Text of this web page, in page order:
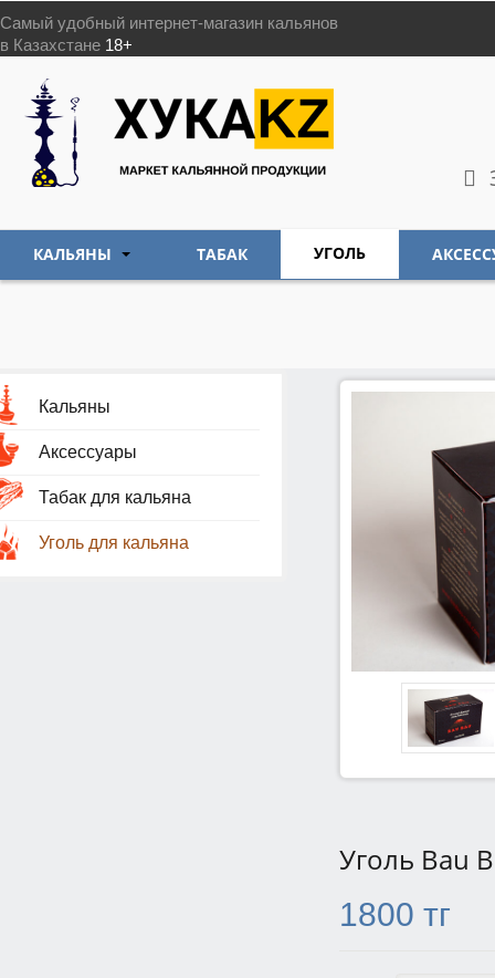
Самый удобный интернет-магазин кальянов
в Казахстане 18+
КАЛЬЯНЫ ТАБАК УГОЛЬ
Уголь Bau
1800 тг
Кальяны
Аксессуары
Табак для кальяна
Уголь для кальяна